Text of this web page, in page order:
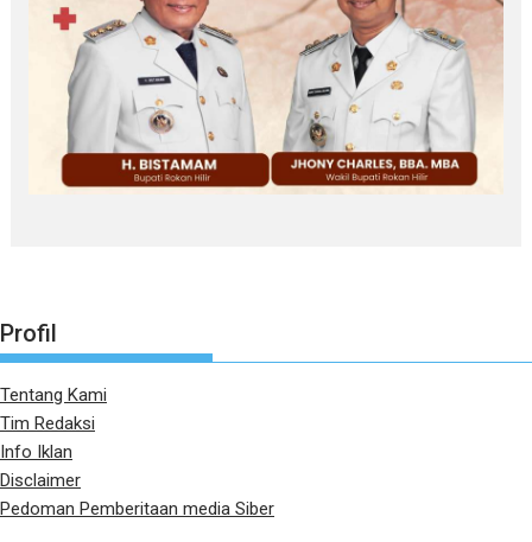
Profil
Tentang Kami
Tim Redaksi
Info Iklan
Disclaimer
Pedoman Pemberitaan media Siber